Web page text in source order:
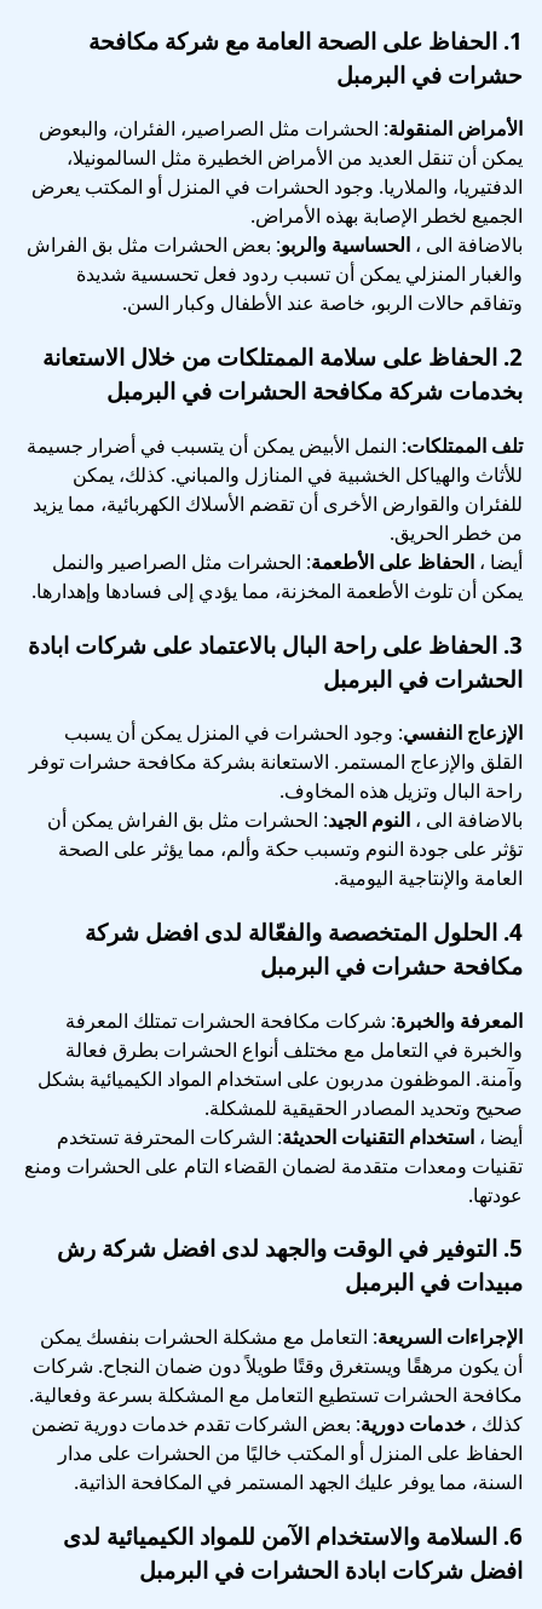
1. الحفاظ على الصحة العامة مع شركة مكافحة
حشرات في البرمبل
الأمراض المنقولة: الحشرات مثل الصراصير، الفئران، والبعوض
يمكن أن تنقل العديد من الأمراض الخطيرة مثل السالمونيلا،
الدفتيريا، والملاريا. وجود الحشرات في المنزل أو المكتب يعرض
الجميع لخطر الإصابة بهذه الأمراض.
بالاضافة الى ، الحساسية والربو: بعض الحشرات مثل بق الفراش
والغبار المنزلي يمكن أن تسبب ردود فعل تحسسية شديدة
وتفاقم حالات الربو، خاصة عند الأطفال وكبار السن.
2. الحفاظ على سلامة الممتلكات من خلال الاستعانة
بخدمات شركة مكافحة الحشرات في البرمبل
تلف الممتلكات: النمل الأبيض يمكن أن يتسبب في أضرار جسيمة
للأثاث والهياكل الخشبية في المنازل والمباني. كذلك، يمكن
للفئران والقوارض الأخرى أن تقضم الأسلاك الكهربائية، مما يزيد
من خطر الحريق.
أيضا ، الحفاظ على الأطعمة: الحشرات مثل الصراصير والنمل
يمكن أن تلوث الأطعمة المخزنة، مما يؤدي إلى فسادها وإهدارها.
3. الحفاظ على راحة البال بالاعتماد على شركات ابادة
الحشرات في البرمبل
الإزعاج النفسي: وجود الحشرات في المنزل يمكن أن يسبب
القلق والإزعاج المستمر. الاستعانة بشركة مكافحة حشرات توفر
راحة البال وتزيل هذه المخاوف.
بالاضافة الى ، النوم الجيد: الحشرات مثل بق الفراش يمكن أن
تؤثر على جودة النوم وتسبب حكة وألم، مما يؤثر على الصحة
العامة والإنتاجية اليومية.
4. الحلول المتخصصة والفعّالة لدى افضل شركة
مكافحة حشرات في البرمبل
المعرفة والخبرة: شركات مكافحة الحشرات تمتلك المعرفة
والخبرة في التعامل مع مختلف أنواع الحشرات بطرق فعالة
وآمنة. الموظفون مدربون على استخدام المواد الكيميائية بشكل
صحيح وتحديد المصادر الحقيقية للمشكلة.
أيضا ، استخدام التقنيات الحديثة: الشركات المحترفة تستخدم
تقنيات ومعدات متقدمة لضمان القضاء التام على الحشرات ومنع
عودتها.
5. التوفير في الوقت والجهد لدى افضل شركة رش
مبيدات في البرمبل
الإجراءات السريعة: التعامل مع مشكلة الحشرات بنفسك يمكن
أن يكون مرهقًا ويستغرق وقتًا طويلاً دون ضمان النجاح. شركات
مكافحة الحشرات تستطيع التعامل مع المشكلة بسرعة وفعالية.
كذلك ، خدمات دورية: بعض الشركات تقدم خدمات دورية تضمن
الحفاظ على المنزل أو المكتب خاليًا من الحشرات على مدار
السنة، مما يوفر عليك الجهد المستمر في المكافحة الذاتية.
6. السلامة والاستخدام الآمن للمواد الكيميائية لدى
افضل شركات ابادة الحشرات في البرمبل